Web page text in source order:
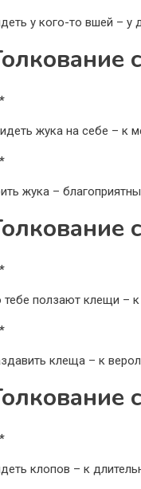
у кого-то вшей – у
жука на себе – к
жука –
тебе ползают клещи –
клеща – к
клопов – к